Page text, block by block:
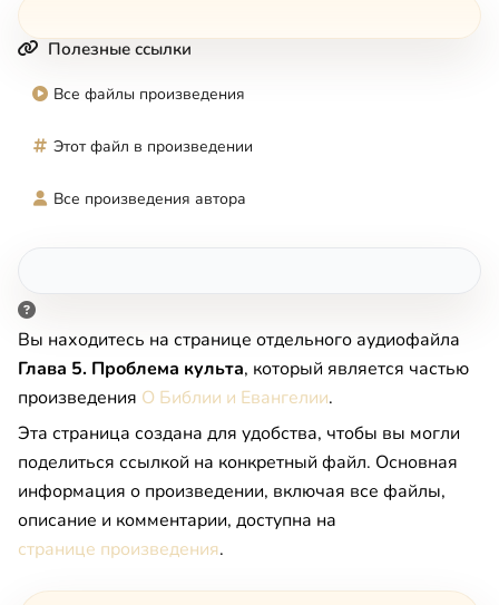
Полезные ссылки
Все файлы произведения
Этот файл в произведении
Все произведения автора
Вы находитесь на странице отдельного аудиофайла
Глава 5. Проблема культа, который является частью
произведения О Библии и Евангелии.
Эта страница создана для удобства, чтобы вы могли
поделиться ссылкой на конкретный файл. Основная
информация о произведении, включая все файлы,
описание и комментарии, доступна на
странице произведения.